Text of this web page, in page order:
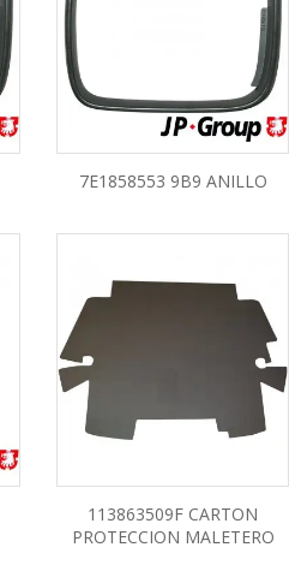
7E1858553 9B9 ANILLO
113863509F CARTON
PROTECCION MALETERO